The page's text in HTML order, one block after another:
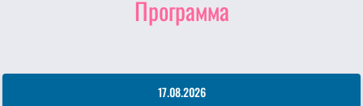
Программа
17.08.2026